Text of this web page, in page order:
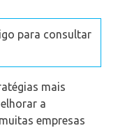
para consultar
mais
a
empresas